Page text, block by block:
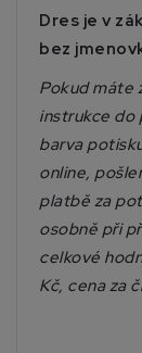
Dres je v
bez
Pokud máte
instrukce do
barva
online,
platbě za
osobně při
celkové
Kč, cena za